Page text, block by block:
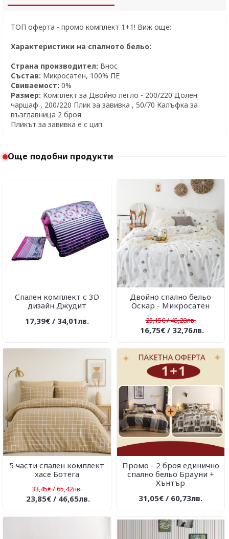
ТОП оферта - промо комплект 1+1! Виж още:
Характеристики на спалното бельо:
Страна производител: Внос
Състав: Микросатен, 100% ПЕ
Свиваемост: 0%
Размер: Комплект за Двойно легло - 200/220 Долен
чаршаф , 200/220 Плик за завивка , 50/70 Калъфка за
възглавница 2 броя
Пликът за завивка е с цип.
Още подобни продукти
Спален комплект с 3D
дизайн Джудит
17,39€ / 34,01лв.
Двойно спално бельо
Оскар - Микросатен
23,15€ / 45,28лв.
16,75€ / 32,76лв.
5 части спален комплект
хасе Ботега
33,45€ / 65,42лв.
23,85€ / 46,65лв.
Промо - 2 броя единично
спално бельо Брауни +
Хънтър
31,05€ / 60,73лв.